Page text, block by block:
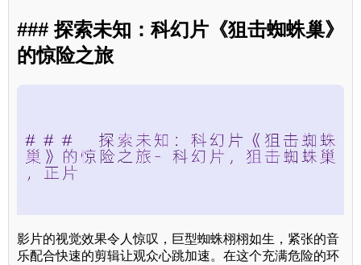
### 探索未知：科幻片《狙击蜘蛛巢》
的惊险之旅
影片的视觉效果令人惊叹，巨型蜘蛛栩栩如生，紧张的音
乐配合快速的剪辑让观众心跳加速。在这个充满危险的环